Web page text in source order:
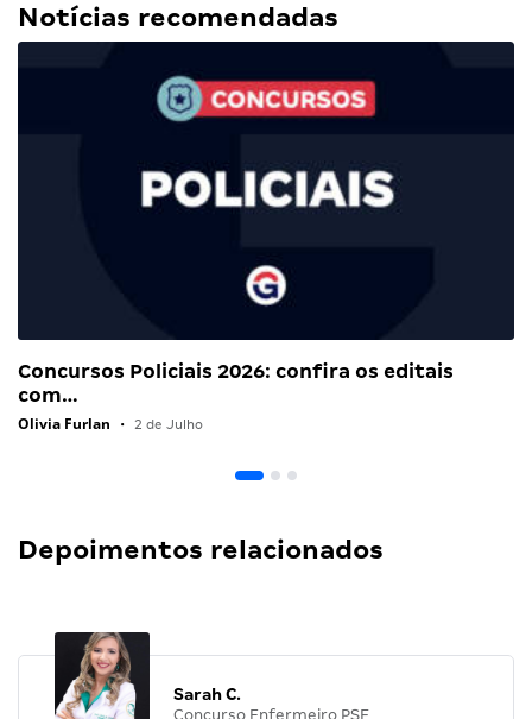
Notícias recomendadas
Concursos Policiais 2026: confira os editais
com…
Olivia Furlan • 2 de Julho
Depoimentos relacionados
Sarah C.
Concurso Enfermeiro PSF